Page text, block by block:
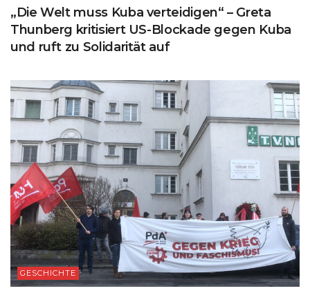
„Die Welt muss Kuba verteidigen“ – Greta
Thunberg kritisiert US-Blockade gegen Kuba
und ruft zu Solidarität auf
GESCHICHTE